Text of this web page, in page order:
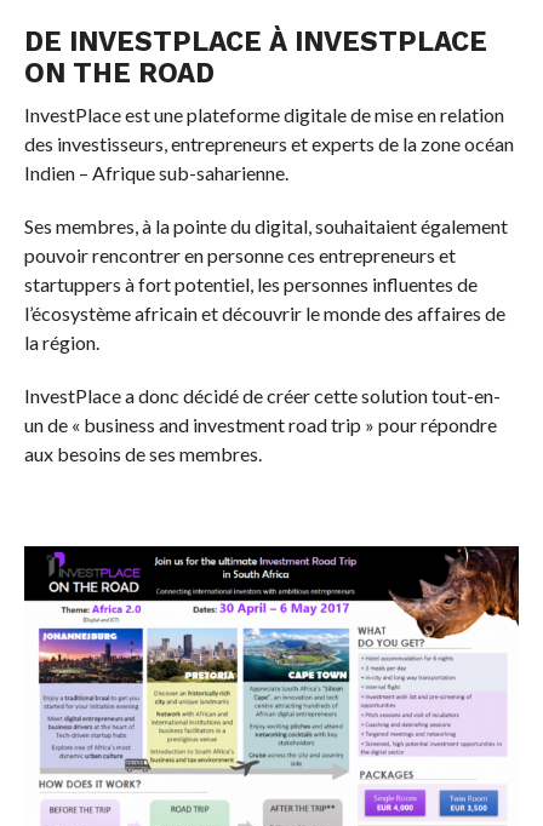
DE INVESTPLACE À INVESTPLACE
ON THE ROAD
InvestPlace est une plateforme digitale de mise en relation
des investisseurs, entrepreneurs et experts de la zone océan
Indien – Afrique sub-saharienne.
Ses membres, à la pointe du digital, souhaitaient également
pouvoir rencontrer en personne ces entrepreneurs et
startuppers à fort potentiel, les personnes influentes de
l’écosystème africain et découvrir le monde des affaires de
la région.
InvestPlace a donc décidé de créer cette solution tout-en-
un de « business and investment road trip » pour répondre
aux besoins de ses membres.